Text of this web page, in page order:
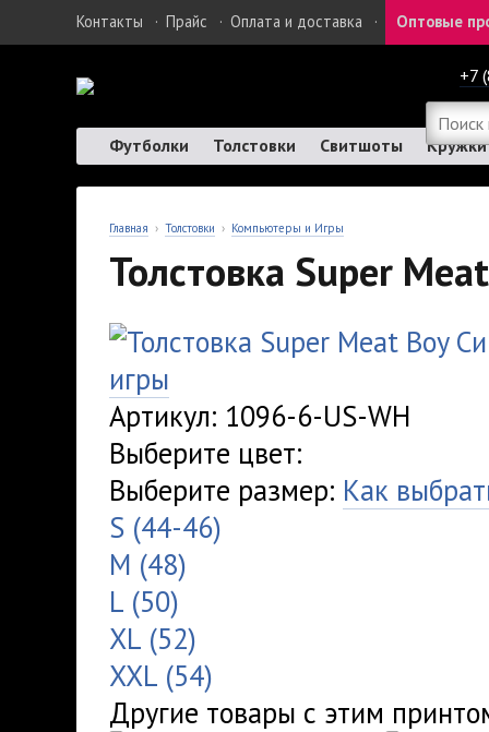
Контакты · Прайс · Оплата и доставка · Оптовые
+7
Футболки Толстовки Свитшоты Кружки
Главная › Толстовки › Компьютеры и Игры
Толстовка Super
игры
Артикул: 1096-6-US-WH
Выберите цвет:
Выберите размер: Как
S (44-46)
M (48)
L (50)
XL (52)
XXL (54)
Другие товары с этим